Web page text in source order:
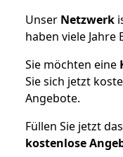
Unser Netzwerk
haben viele
Sie möchten eine
Sie sich jetzt
Angebote.
Füllen Sie jetzt
kostenlose